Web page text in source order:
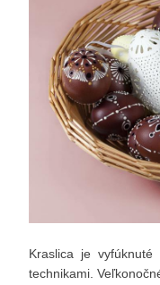
Kraslica je vyfúknuté
technikami.